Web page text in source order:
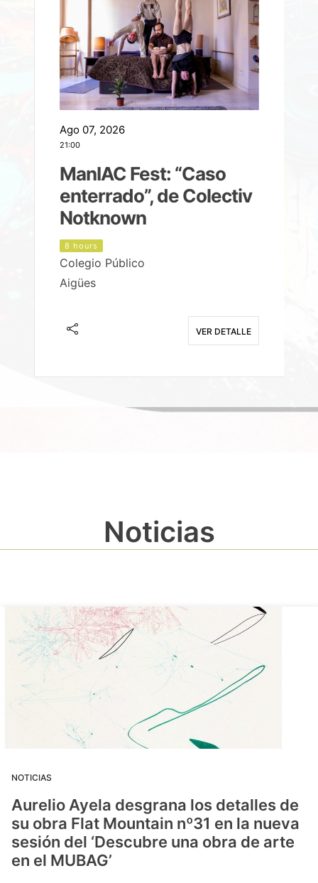
Ago 07, 2026
21:00
ManIAC Fest: “Caso
enterrado”, de Colectiv
Notknown
8 hours
Colegio Público
Aigües
VER DETALLE
Noticias
NOTICIAS
Aurelio Ayela desgrana los detalles de
su obra Flat Mountain nº31 en la nueva
sesión del ‘Descubre una obra de arte
en el MUBAG’